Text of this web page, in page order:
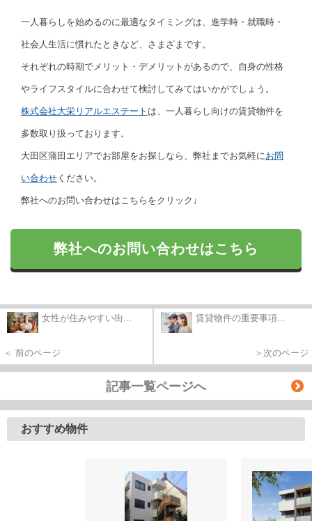
一人暮らしを始めるのに最適なタイミングは、進学時・就職時・
社会人生活に慣れたときなど、さまざまです。
それぞれの時期でメリット・デメリットがあるので、自身の性格
やライフスタイルに合わせて検討してみてはいかがでしょう。
株式会社大栄リアルエステート は、一人暮らし向けの賃貸物件を
多数取り扱っております。
大田区蒲田エリアでお部屋をお探しなら、弊社までお気軽にお問
い合わせ ください。
弊社へのお問い合わせはこちらをクリック↓
弊社へのお問い合わせはこちら
女性が住みやすい街...
＜ 前のページ
賃貸物件の重要事項...
＞次のページ
記事一覧ページへ
おすすめ物件